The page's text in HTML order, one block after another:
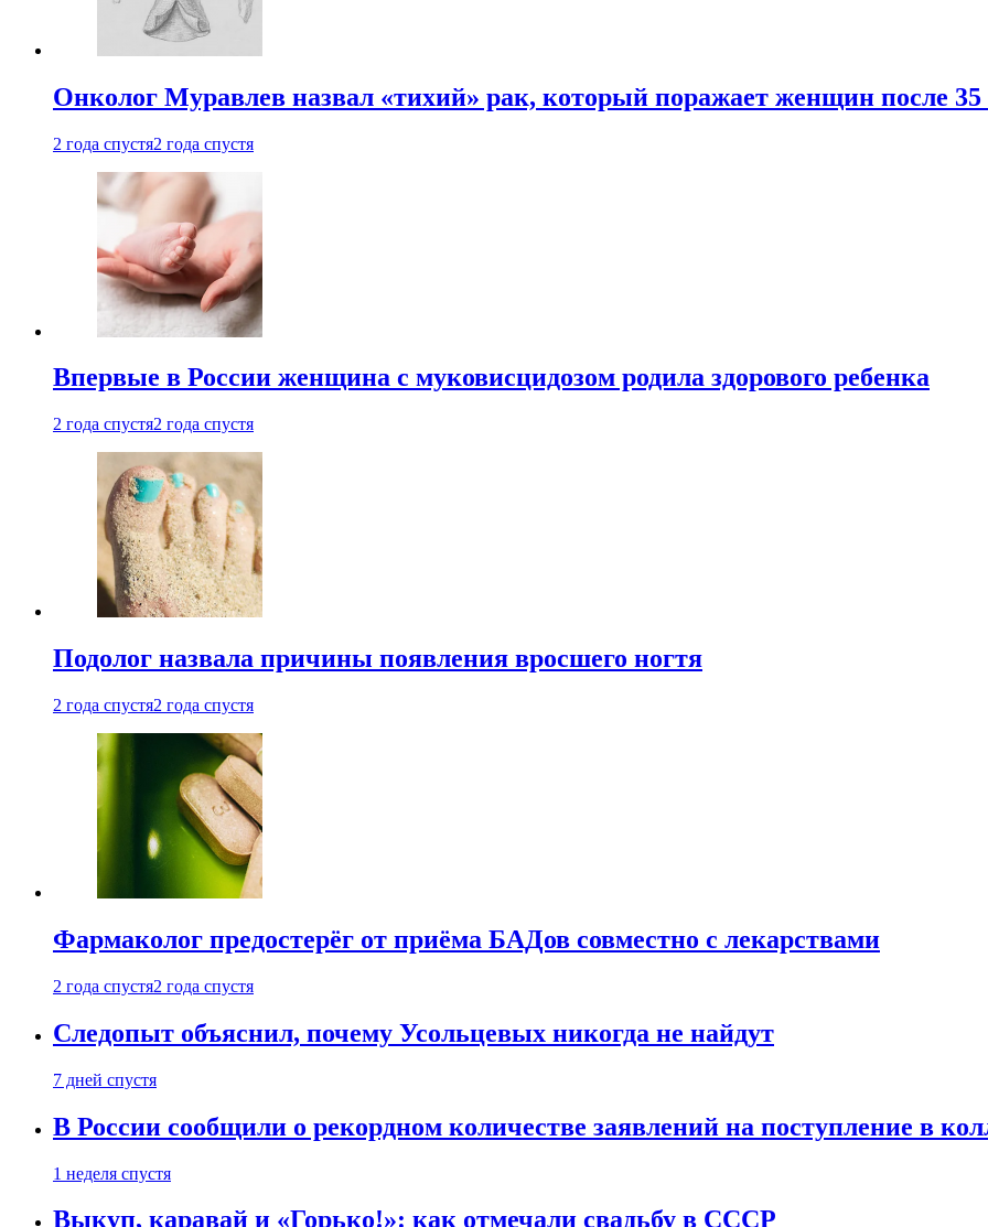
Онколог Муравлев назвал «тихий» рак, который поражает женщин после 35
2 года спустя2 года спустя
Впервые в России женщина с муковисцидозом родила здорового ребенка
2 года спустя2 года спустя
Подолог назвала причины появления вросшего ногтя
2 года спустя2 года спустя
Фармаколог предостерёг от приёма БАДов совместно с лекарствами
2 года спустя2 года спустя
Следопыт объяснил, почему Усольцевых никогда не найдут
7 дней спустя
В России сообщили о рекордном количестве заявлений на поступление в
1 неделя спустя
Выкуп, каравай и «Горько!»: как отмечали свадьбу в СССР